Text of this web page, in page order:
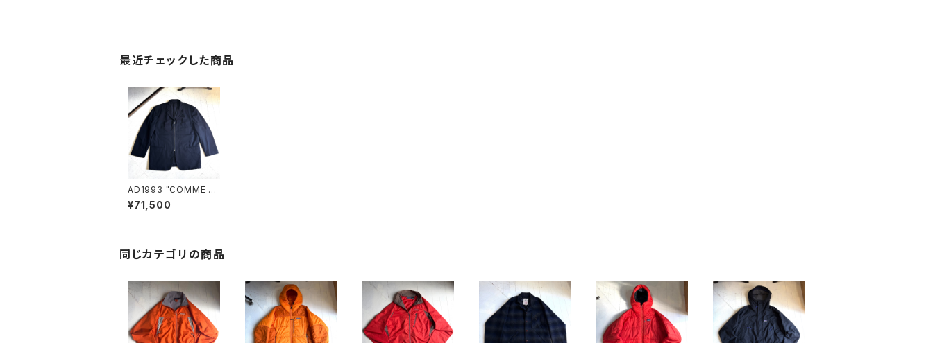
最近チェックした商品
AD1993 "COMME d
es GARÇONS HOM
ME" blouson
¥71,500
同じカテゴリの商品